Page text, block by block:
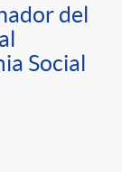
del
Social